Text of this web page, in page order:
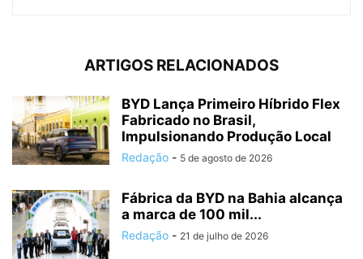
ARTIGOS RELACIONADOS
BYD Lança Primeiro Híbrido Flex
Fabricado no Brasil,
Impulsionando Produção Local
Redação - 5 de agosto de 2026
Fábrica da BYD na Bahia alcança
a marca de 100 mil...
Redação - 21 de julho de 2026